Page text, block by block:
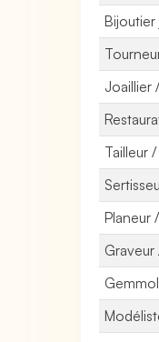
Bijoutier
Joaillier
Tailleur
Planeur